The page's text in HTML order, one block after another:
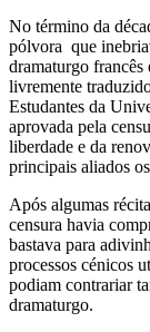
No término da
pólvora que
dramaturgo francês
livremente
Estudantes da
aprovada pela
liberdade e da
principais aliados
Após algumas
censura havia
bastava para
processos cénicos
podiam contrariar
dramaturgo.